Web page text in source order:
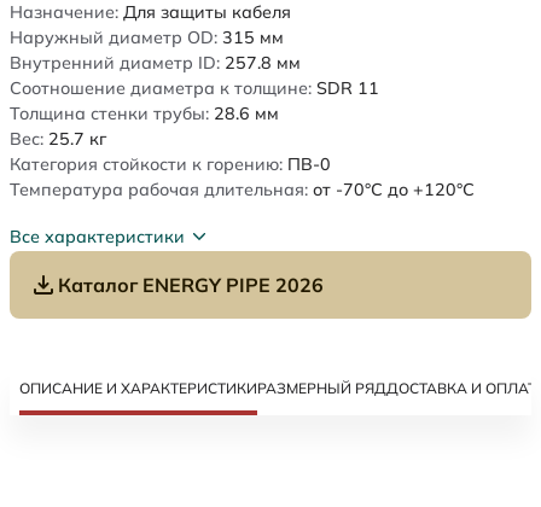
Назначение: Для защиты кабеля
Наружный диаметр OD: 315 мм
Внутренний диаметр ID: 257.8 мм
Соотношение диаметра к толщине: SDR 11
Толщина стенки трубы: 28.6 мм
Вес: 25.7 кг
Категория стойкости к горению: ПВ-0
Температура рабочая длительная: от -70°C до +120°C
Все характеристики
Каталог ENERGY PIPE 2026
ОПИСАНИЕ И ХАРАКТЕРИСТИКИРАЗМЕРНЫЙ РЯДДОСТАВКА И